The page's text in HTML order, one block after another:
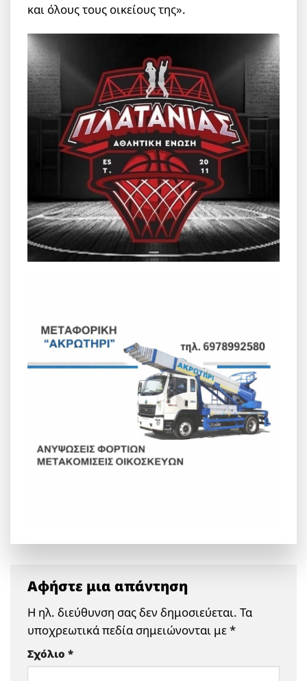
και όλους τους οικείους της».
Αφήστε μια απάντηση
Η ηλ. διεύθυνση σας δεν δημοσιεύεται. Τα
υποχρεωτικά πεδία σημειώνονται με*
Σχόλιο *